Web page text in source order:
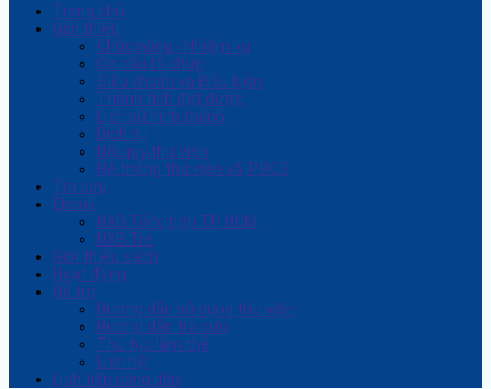
Trang chủ
Giới thiệu
Chức năng - Nhiệm vụ
Cơ cấu tổ chức
Điều khoản và Điều kiện
Thành tích đạt được
Lịch sử hình thành
Dịch vụ
Nội quy thư viện
Hệ thống thư viện xã, PĐCS
Tra cứu
Ebook
NXB Tổng hợp TP. HCM
NXB Trẻ
Giới thiệu sách
Hoạt động
Hỗ trợ
Hướng dẫn sử dụng thư viện
Hướng dẫn tra cứu
Thủ tục làm thẻ
Liên hệ
Lịch tiếp công dân